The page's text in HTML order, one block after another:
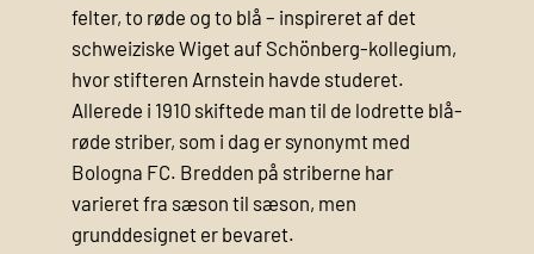
felter, to røde og to blå – inspireret af det
schweiziske Wiget auf Schönberg-kollegium,
hvor stifteren Arnstein havde studeret.
Allerede i 1910 skiftede man til de lodrette blå-
røde striber, som i dag er synonymt med
Bologna FC. Bredden på striberne har
varieret fra sæson til sæson, men
grunddesignet er bevaret.